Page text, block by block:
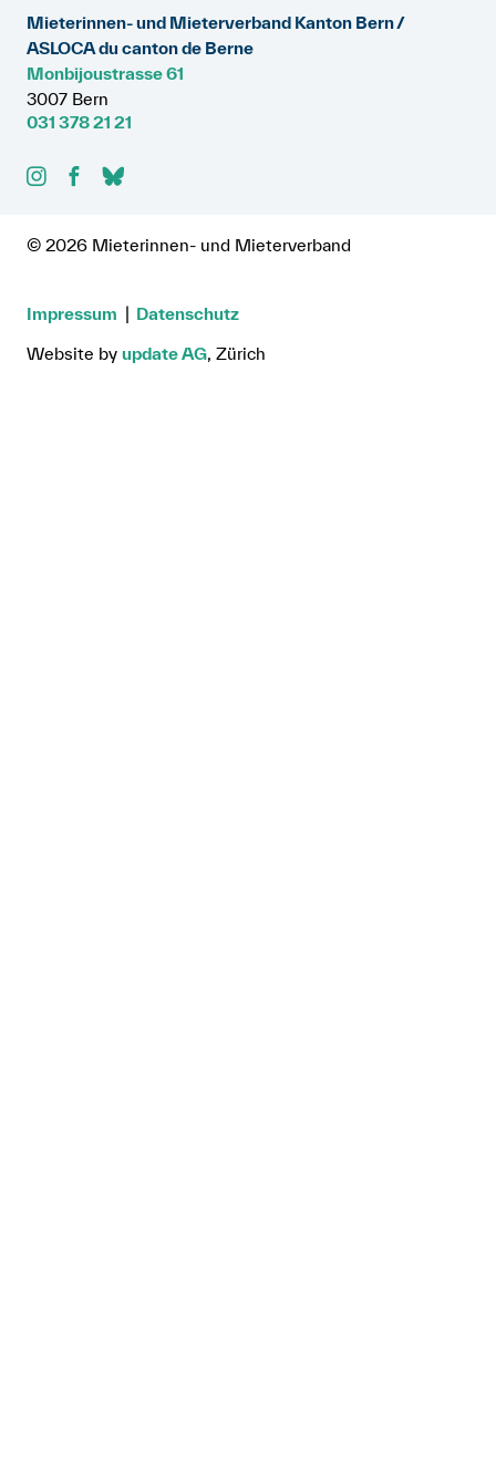
Mieterinnen- und Mieterverband Kanton Bern /
ASLOCA du canton de Berne
Monbijoustrasse 61
3007 Bern
031 378 21 21
© 2026 Mieterinnen- und Mieterverband
Impressum
Datenschutz
Website by update AG, Zürich